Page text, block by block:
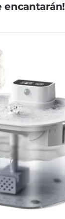
encantarán!